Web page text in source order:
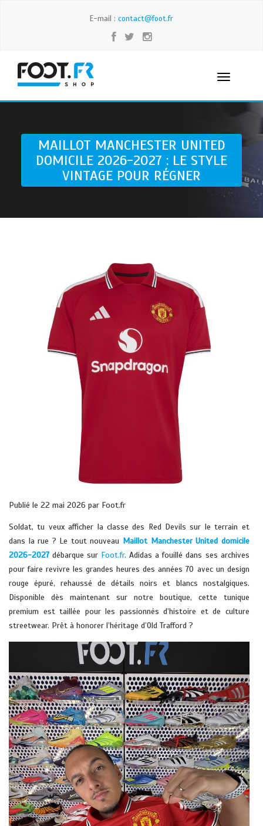
E-mail : contact@foot.fr
MAILLOT MANCHESTER UNITED
DOMICILE 2026-2027 : LE STYLE
VINTAGE POUR RÉGNER
Publié le 22 mai 2026 par Foot.fr
Soldat, tu veux afficher la classe des Red Devils sur le terrain et
dans la rue ? Le tout nouveau Maillot Manchester United domicile
2026-2027débarque sur Foot.fr. Adidas a fouillé dans ses archives
pour faire revivre les grandes heures des années 70 avec un design
rouge épuré, rehaussé de détails noirs et blancs nostalgiques.
Disponible dès maintenant sur notre boutique, cette tunique
premium est taillée pour les passionnés d’histoire et de culture
streetwear. Prêt à honorer l’héritage d’Old Trafford ?